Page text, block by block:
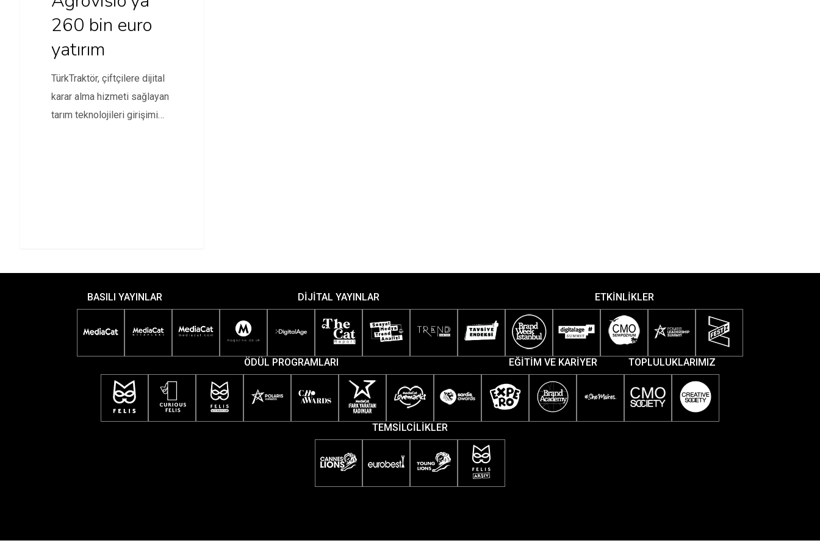
260 bin euro
yatırım
TürkTraktör, çiftçilere dijital
karar alma hizmeti sağlayan
tarım teknolojileri girişimi
BASILI YAYINLAR DİJİTAL YAYINLAR ETKİNLİKLER
ÖDÜL PROGRAMLARI EĞİTİM VE KARİYER TOPLULUKLARIMIZ
TEMSİLCİLİKLER